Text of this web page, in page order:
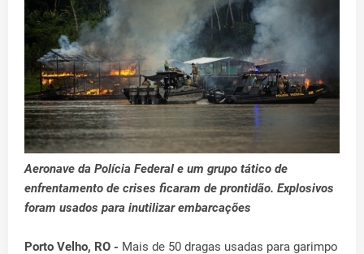
Aeronave da Polícia Federal e um grupo tático de
enfrentamento de crises ficaram de prontidão. Explosivos
foram usados para inutilizar embarcações
Porto Velho, RO - Mais de 50 dragas usadas para garimpo